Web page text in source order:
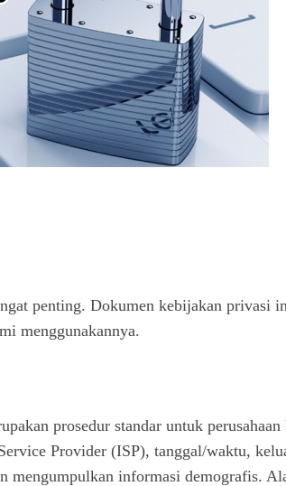
penting. Dokumen kebijakan privasi
menggunakannya.
prosedur standar untuk
Provider (ISP), tanggal/waktu,
informasi demografis.